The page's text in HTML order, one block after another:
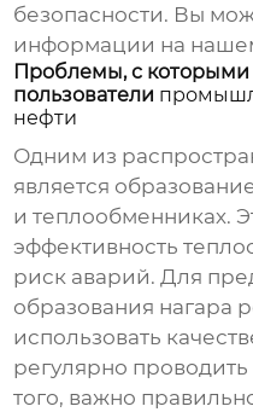
безопасности. Вы
информации на
Проблемы, с которыми
пользователи
нефти
Одним из
является
и теплообменниках.
эффективность
риск аварий. Для
образования нагара
использовать
регулярно
того, важно